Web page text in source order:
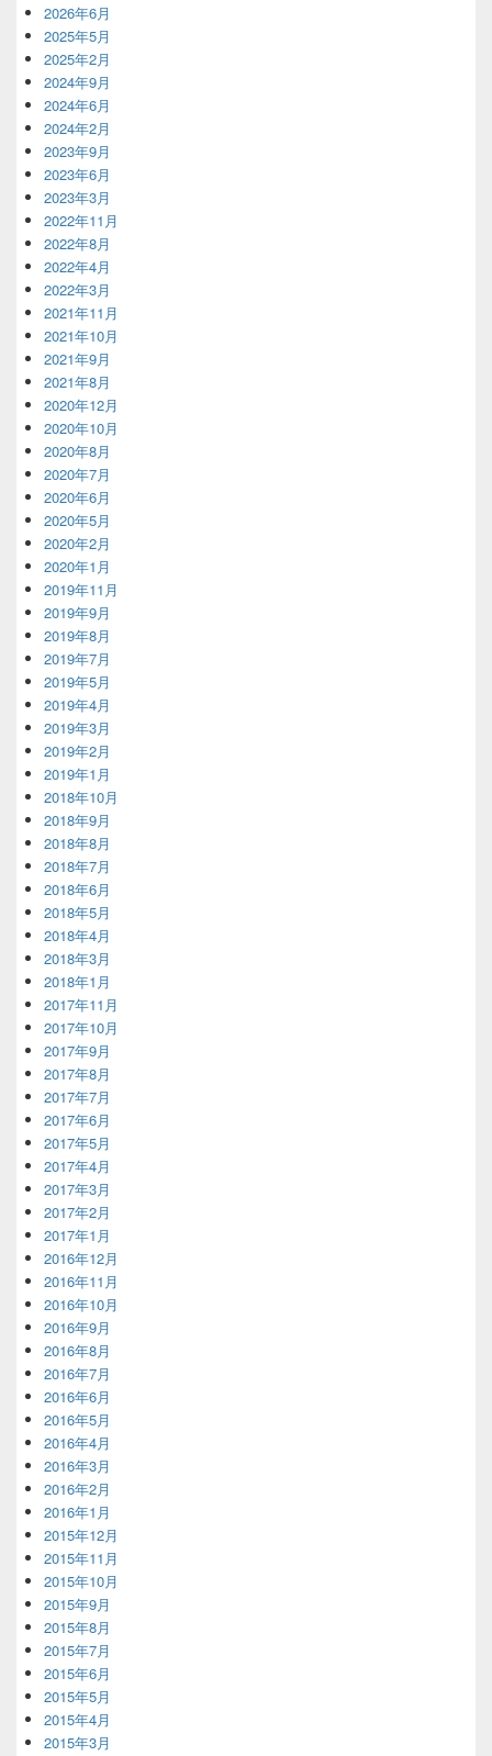
2026年6月
2025年5月
2025年2月
2024年9月
2024年6月
2024年2月
2023年9月
2023年6月
2023年3月
2022年11月
2022年8月
2022年4月
2022年3月
2021年11月
2021年10月
2021年9月
2021年8月
2020年12月
2020年10月
2020年8月
2020年7月
2020年6月
2020年5月
2020年2月
2020年1月
2019年11月
2019年9月
2019年8月
2019年7月
2019年5月
2019年4月
2019年3月
2019年2月
2019年1月
2018年10月
2018年9月
2018年8月
2018年7月
2018年6月
2018年5月
2018年4月
2018年3月
2018年1月
2017年11月
2017年10月
2017年9月
2017年8月
2017年7月
2017年6月
2017年5月
2017年4月
2017年3月
2017年2月
2017年1月
2016年12月
2016年11月
2016年10月
2016年9月
2016年8月
2016年7月
2016年6月
2016年5月
2016年4月
2016年3月
2016年2月
2016年1月
2015年12月
2015年11月
2015年10月
2015年9月
2015年8月
2015年7月
2015年6月
2015年5月
2015年4月
2015年3月